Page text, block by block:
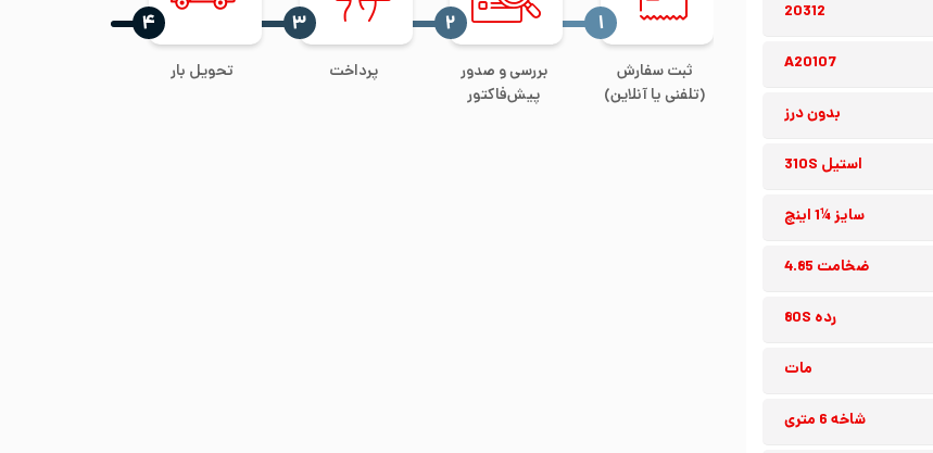
20312
A20107
بدون درز
استیل 310S
سایز ¼1 اینچ
ضخامت 4.85
رده 80S
مات
شاخه 6 متری
ثبت سفارش
(تلفنی یا آنلاین)
‍۱
بررسی و صدور
پیش‌فاکتور
‍۲
پرداخت
‍۳
تحویل بار
‍۴